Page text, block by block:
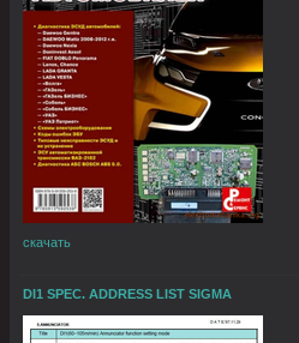
скачать
DI1 SPEC. ADDRESS LIST SIGMA